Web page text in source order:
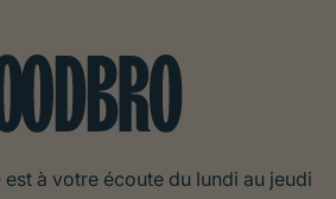
est à votre écoute du lundi au jeudi